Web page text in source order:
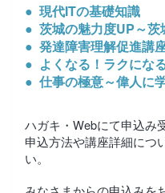
● 現代ITの基礎知識
● 茨城の魅力度UP～茨
● 発達障害理解促進講
● よくなる！ラクにな
● 仕事の極意～偉人に
ハガキ・Webにて申込み
申込方法や講座詳細につ
い。